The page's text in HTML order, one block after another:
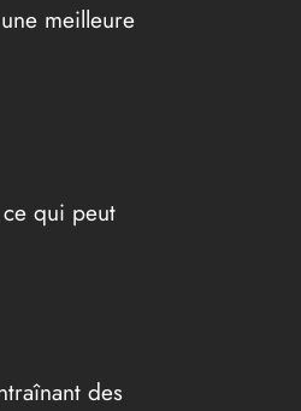
meilleure
qui peut
des